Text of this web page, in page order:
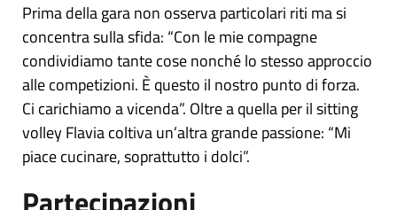
Prima della gara non osserva particolari riti ma si
concentra sulla sfida: “Con le mie compagne
condividiamo tante cose nonché lo stesso approccio
alle competizioni. È questo il nostro punto di forza.
Ci carichiamo a vicenda”. Oltre a quella per il sitting
volley Flavia coltiva un’altra grande passione: “Mi
piace cucinare, soprattutto i dolci”.